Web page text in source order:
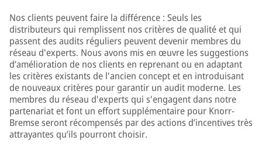
Nos clients peuvent faire la différence : Seuls les
distributeurs qui remplissent nos critères de qualité et qui
passent des audits réguliers peuvent devenir membres du
réseau d'experts. Nous avons mis en œuvre les suggestions
d’amélioration de nos clients en reprenant ou en adaptant
les critères existants de l'ancien concept et en introduisant
de nouveaux critères pour garantir un audit moderne. Les
membres du réseau d'experts qui s'engagent dans notre
partenariat et font un effort supplémentaire pour Knorr-
Bremse seront récompensés par des actions d’incentives très
attrayantes qu’ils pourront choisir.